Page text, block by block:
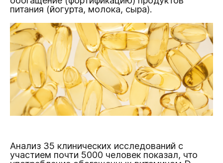
питания (йогурта, молока, сыра).
Анализ 35 клинических исследований с
участием почти 5000 человек показал, что